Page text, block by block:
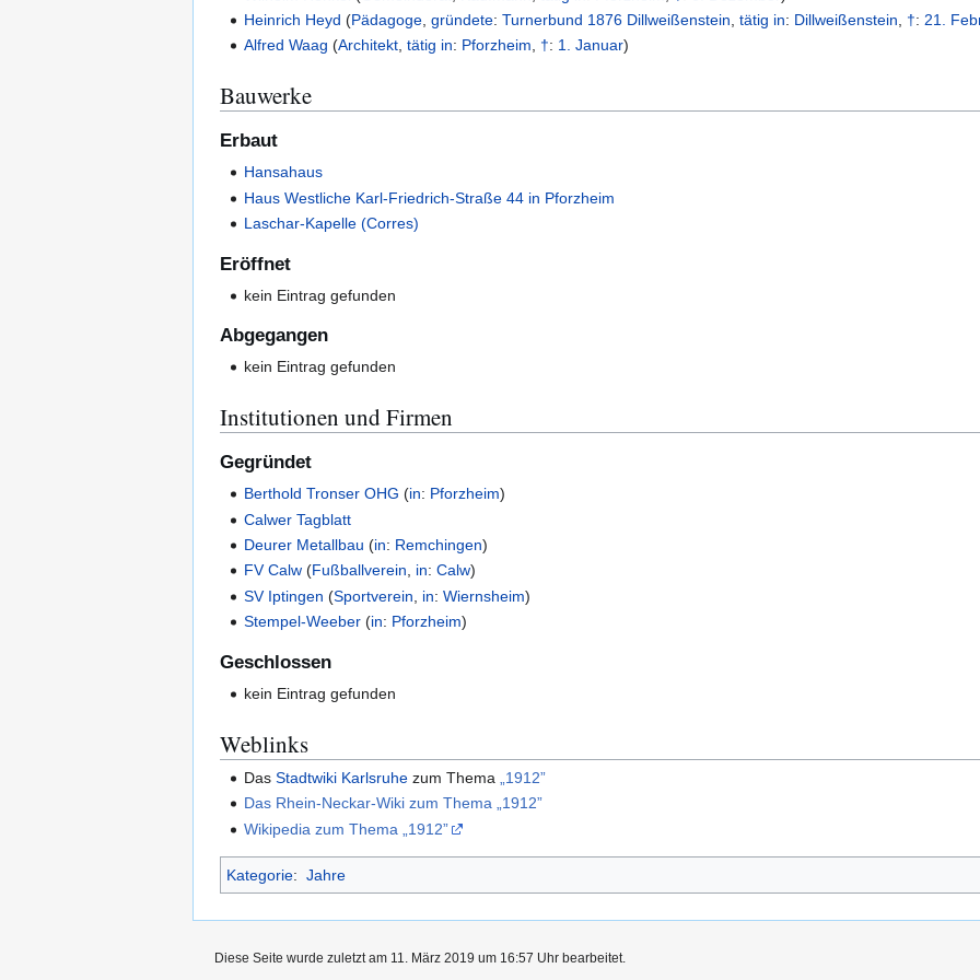
Heinrich Heyd (Pädagoge ,gründete:Turnerbund 1876 Dillweißenstein ,tätig in: Dillweißenstein †: 21.
Alfred Waag (Architekt,tätig in: Pforzheim, †: 1. Januar)
Bauwerke
Erbaut
Hansahaus
Haus Westliche Karl-Friedrich-Straße 44 in Pforzheim
Laschar-Kapelle (Corres)
Eröffnet
kein Eintrag gefunden
Abgegangen
kein Eintrag gefunden
Institutionen und Firmen
Gegründet
Berthold Tronser OHG (in: Pforzheim)
Calwer Tagblatt
Deurer Metallbau (in: Remchingen)
FV Calw (Fußballverein, in:Calw)
SV Iptingen (Sportverein in:Wiernsheim)
Stempel-Weeber (in: Pforzheim)
Geschlossen
kein Eintrag gefunden
Weblinks
DasStadtwiki Karlsruhe zum Thema
„1912”
Das Rhein-Neckar-Wiki zum Thema „1912”
Wikipedia zum Thema „1912”
Kategorie: Jahre
Diese Seite wurde zuletzt am 11. März 2019 um 16:57 Uhr bearbeitet.